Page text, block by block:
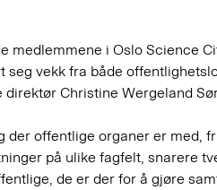
medlemmene i Oslo Science
vekk fra både
Christine Wergeland
offentlige organer er med,
på ulike fagfelt, snarere
de er der for å gjøre